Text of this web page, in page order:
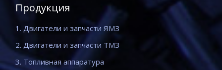
Продукция
1. Двигатели и запчасти ЯМЗ
2. Двигатели и запчасти ТМЗ
3. Топливная аппаратура